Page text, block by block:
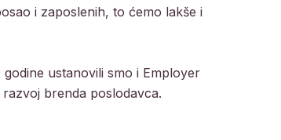
i zaposlenih, to ćemo lakše i
ustanovili smo i Employer
brenda poslodavca.